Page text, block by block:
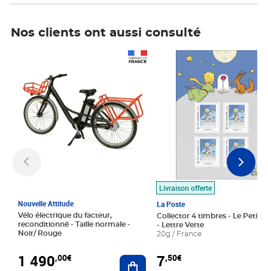
Nos clients ont aussi consulté
Nouvelle Attitude
Vélo électrique du facteur,
reconditionné - Taille normale -
Noir/ Rouge
1 490,00€ Ajouter au panier
Livraison offerte
La Poste
Collector 4 timbres - Le Petit
- Lettre Verte
20g / France
7,50€
Prix 7,50€